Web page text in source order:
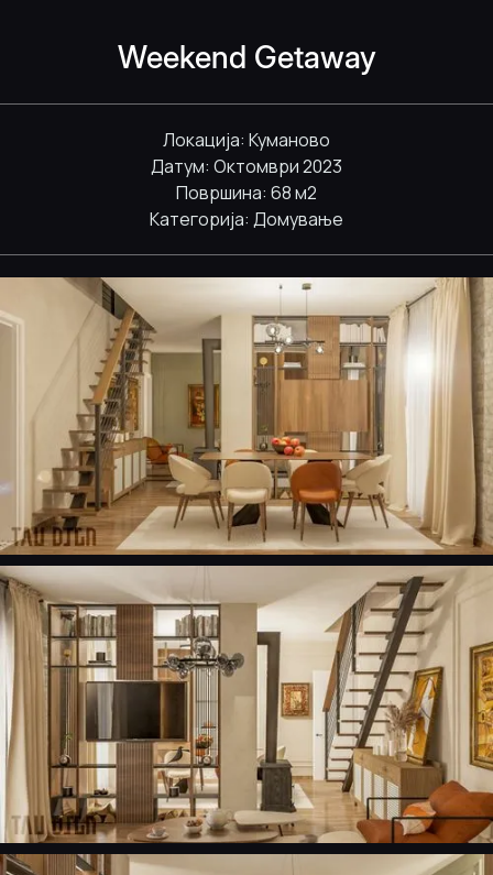
Weekend Getaway
Локација: Куманово
Датум: Октомври 2023
Површина: 68 м2
Категорија: Домување